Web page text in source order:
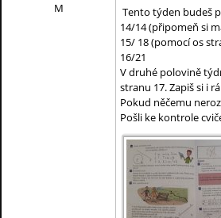
M
Tento týden budeš
14/14 (připomeň si
15/ 18 (pomocí os
16/21
V druhé polovině
stranu 17. Zapiš si i
Pokud něčemu
Pošli ke kontrole